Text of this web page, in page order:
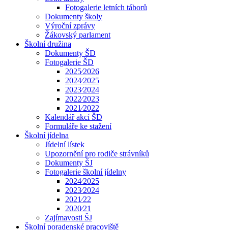
Fotogalerie letních táborů
Dokumenty školy
Výroční zprávy
Žákovský parlament
Školní družina
Dokumenty ŠD
Fotogalerie ŠD
2025⁄2026
2024⁄2025
2023⁄2024
2022⁄2023
2021⁄2022
Kalendář akcí ŠD
Formuláře ke stažení
Školní jídelna
Jídelní lístek
Upozornění pro rodiče strávníků
Dokumenty ŠJ
Fotogalerie školní jídelny
2024⁄2025
2023⁄2024
2021⁄22
2020⁄21
Zajímavosti ŠJ
Školní poradenské pracoviště